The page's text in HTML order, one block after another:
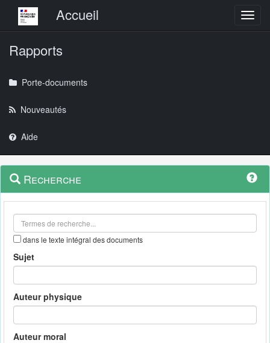
Menu principalAccueil
Rapports
Porte-documents
Nouveautés
Aide
Navigation
outils
Menu
contextuel
Recherche
dans le texte intégral des documents
Sujet
Auteur physique
Auteur moral